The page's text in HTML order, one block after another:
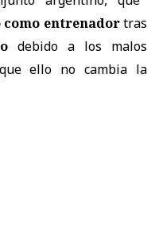
entrenadortras
debido a los malos
ello no cambia la